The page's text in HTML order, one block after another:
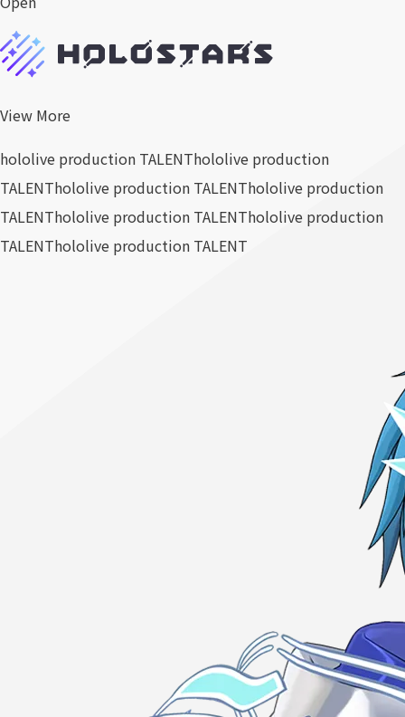
View More
hololive production TALENThololive production
TALENThololive production TALENThololive production
TALENThololive production TALENThololive production
TALENThololive production TALENT